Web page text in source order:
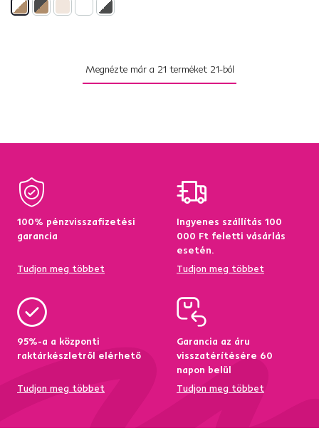
Megnézte már a 21 terméket 21-ból
100% pénzvisszafizetési
garancia
Tudjon meg többet
Ingyenes szállítás 100
000 Ft feletti vásárlás
esetén.
Tudjon meg többet
95%-a a központi
raktárkészletről elérhető
Tudjon meg többet
Garancia az áru
visszatérítésére 60
napon belül
Tudjon meg többet